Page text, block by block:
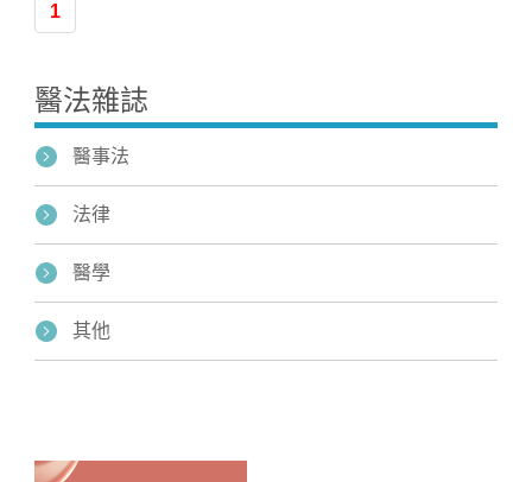
1
醫法雜誌
醫事法
法律
醫學
其他